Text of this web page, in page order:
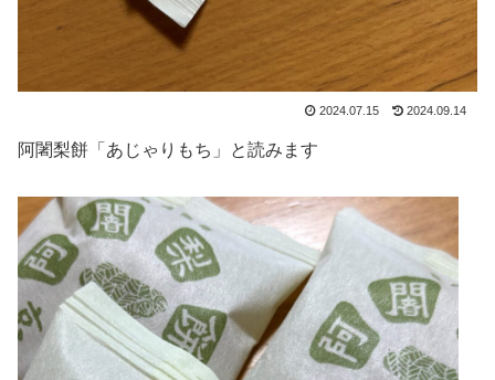
2024.07.15 2024.09.14
阿闍梨餅「あじゃりもち」と読みます